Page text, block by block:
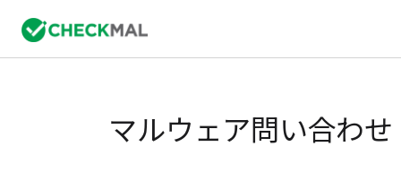
マルウェア問い合わせ